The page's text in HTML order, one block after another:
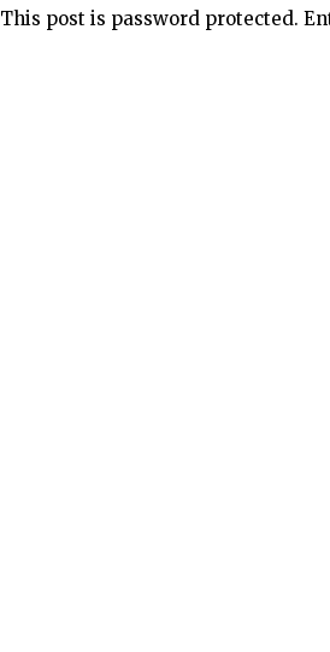
This post is password protected.